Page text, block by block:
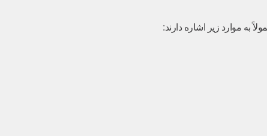
به موارد زیر اشاره دارند: